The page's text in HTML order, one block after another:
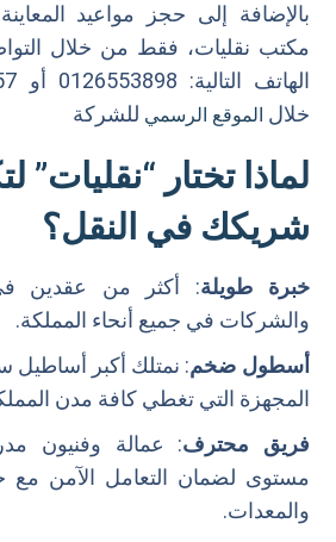
بالإضافة إلى حجز مواعيد
مكتب نقليات، فقط من خلال
خلال الموقع الرسمي للشركة
لماذا تختار “نقليات”
شريكك في النقل؟
خبرة طويلة: أكثر من عقدين
والشركات في جميع أنحاء المملكة.
أسطول ضخم: نمتلك أكبر أساطيل
المجهزة التي تغطي كافة مدن
فريق محترف: عمالة وفنيون
مستوى لضمان التعامل الآمن مع
والمعدات.